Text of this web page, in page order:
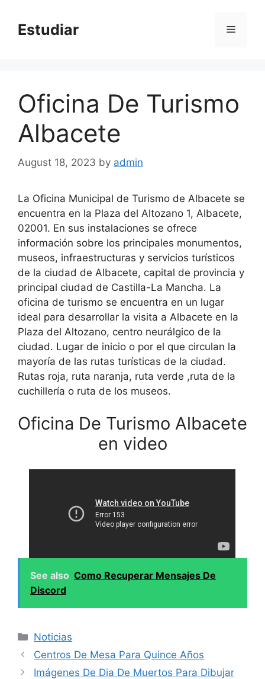
contentEstudiar Menu
Oficina De Turismo
Albacete
August 18, 2023 by admin
La Oficina Municipal de Turismo de Albacete se
encuentra en la Plaza del Altozano 1, Albacete,
02001. En sus instalaciones se ofrece
información sobre los principales monumentos,
museos, infraestructuras y servicios turísticos
de la ciudad de Albacete, capital de provincia y
principal ciudad de Castilla-La Mancha. La
oficina de turismo se encuentra en un lugar
ideal para desarrollar la visita a Albacete en la
Plaza del Altozano, centro neurálgico de la
ciudad. Lugar de inicio o por el que circulan la
mayoría de las rutas turísticas de la ciudad.
Rutas roja, ruta naranja, ruta verde ,ruta de la
cuchillería o ruta de los museos.
Oficina De Turismo Albacete
en video
See also Como Recuperar Mensajes De
Discord
Categories
Noticias
Centros De Mesa Para Quince Años
Imágenes De Dia De Muertos Para Dibujar